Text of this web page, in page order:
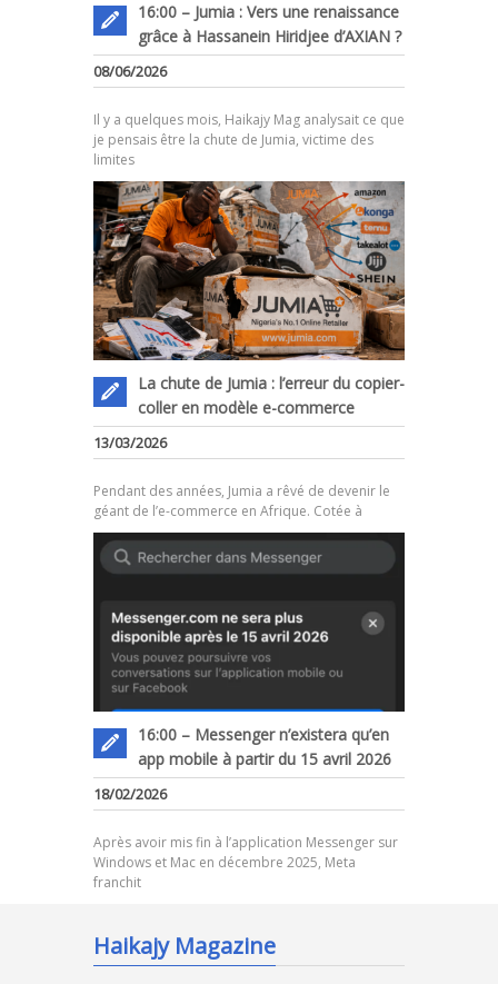
16:00 – Jumia : Vers une renaissance
grâce à Hassanein Hiridjee d’AXIAN ?
08/06/2026
Il y a quelques mois, Haikajy Mag analysait ce que
je pensais être la chute de Jumia, victime des
limites
La chute de Jumia : l’erreur du copier-
coller en modèle e-commerce
13/03/2026
Pendant des années, Jumia a rêvé de devenir le
géant de l’e-commerce en Afrique. Cotée à
16:00 – Messenger n’existera qu’en
app mobile à partir du 15 avril 2026
18/02/2026
Après avoir mis fin à l’application Messenger sur
Windows et Mac en décembre 2025, Meta
franchit
Haikajy Magazine